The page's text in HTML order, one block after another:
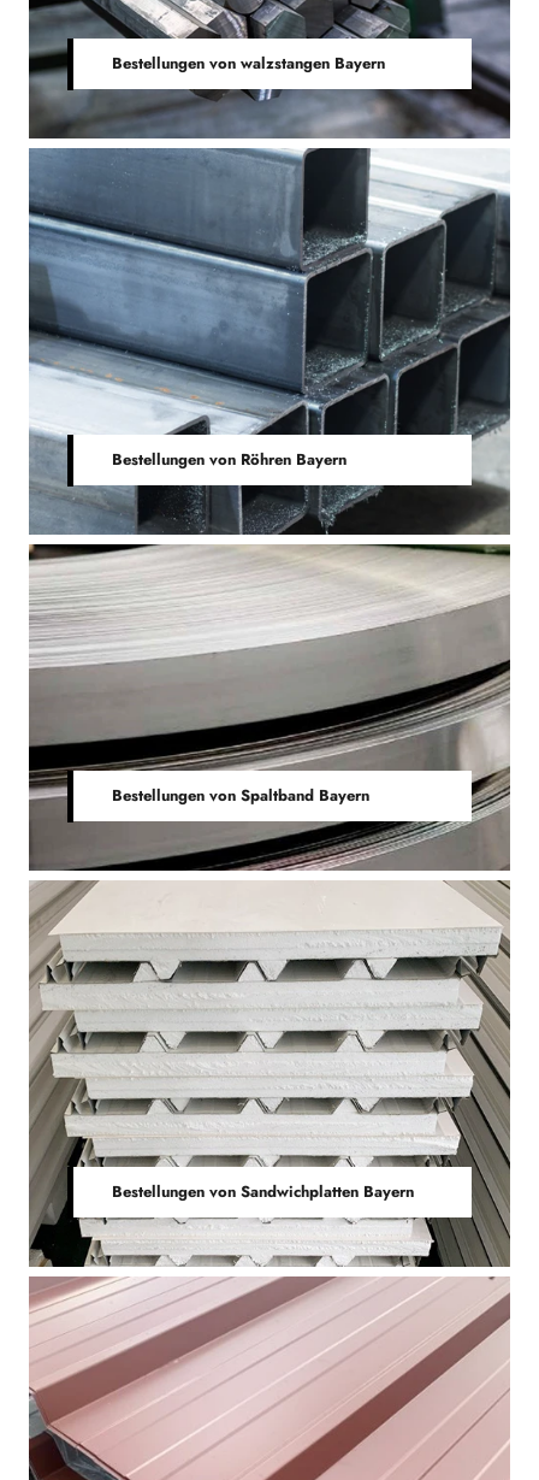
Bestellungen von walzstangen Bayern
Bestellungen von Röhren Bayern
Bestellungen von Spaltband Bayern
Bestellungen von Sandwichplatten Bayern